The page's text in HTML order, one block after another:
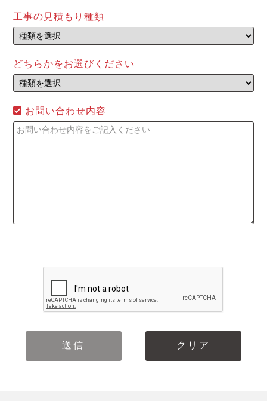
工事の見積もり種類
どちらかをお選びください
お問い合わせ内容